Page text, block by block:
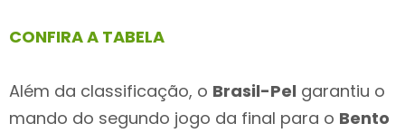
CONFIRA A TABELA
Além da classificação, o Brasil-Pel garantiu o
mando do segundo jogo da final para o Bento